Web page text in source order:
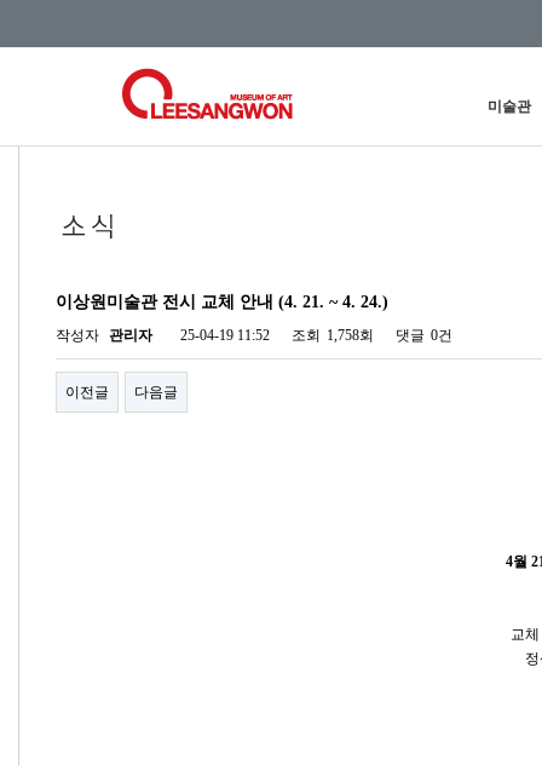
미술관
이상원미술관 전시 교체 안내 (4. 21. ~ 4. 24.)
작성자 관리자 25-04-19 11:52 조회 1,758회 댓글 0건
이전글 다음글
4월
교